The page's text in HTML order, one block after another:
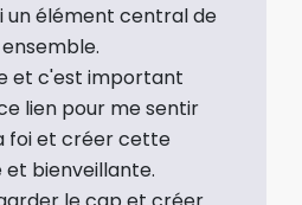
un élément central de
et c'est important
lien pour me sentir
foi et créer cette
et bienveillante.